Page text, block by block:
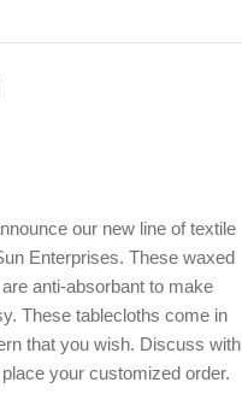
our new line of textile
Enterprises. These waxed
anti-absorbant to make
These tablecloths come in
that you wish. Discuss with
your customized order.